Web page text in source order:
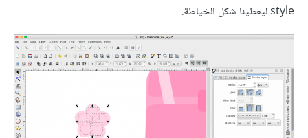
style ليعطينا شكل الخياطة.